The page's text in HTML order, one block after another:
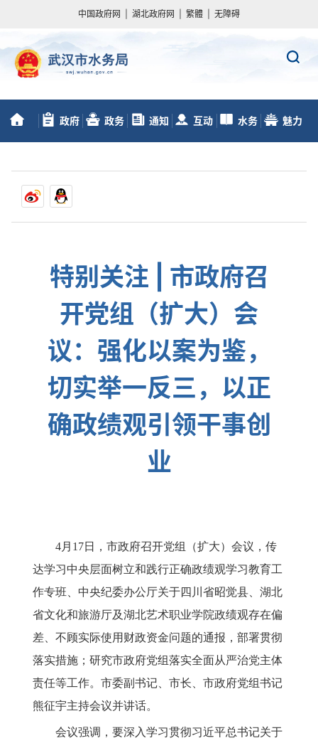
中国政府网 湖北政府网 繁體 无障碍
政府 政务 通知 互动 水务 魅力
特别关注 | 市政府召
开党组（扩大）会
议：强化以案为鉴，
切实举一反三，以正
确政绩观引领干事创
业
4月17日，市政府召开党组（扩大）会议，传
达学习中央层面树立和践行正确政绩观学习教育工
作专班、中央纪委办公厅关于四川省昭觉县、湖北
省文化和旅游厅及湖北艺术职业学院政绩观存在偏
差、不顾实际使用财政资金问题的通报，部署贯彻
落实措施；研究市政府党组落实全面从严治党主体
责任等工作。市委副书记、市长、市政府党组书记
熊征宇主持会议并讲话。
会议强调， 要深入学习贯彻习近平总书记关于